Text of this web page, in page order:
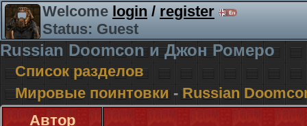
Welcome login/register
Status: Guest
Russian Doomcon и Джон Ромеро
Список разделов
Мировые поинтовки-Russian
Автор